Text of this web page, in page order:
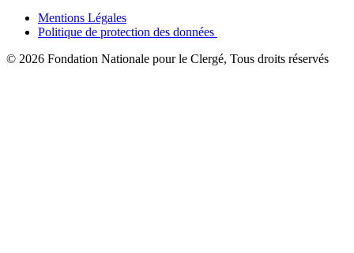
Mentions Légales
Politique de protection des données
© 2026 Fondation Nationale pour le Clergé, Tous droits réservés